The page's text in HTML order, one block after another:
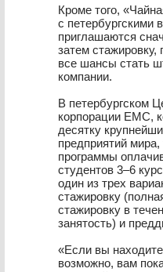
Кроме того,
с петербургскими
приглашаются
затем стажировку,
все шансы стать
компании.
В петербургском
корпорации EMC,
десятку
предприятий
программы
студентов 3–6
один из трех
стажировку
стажировку в
занятость) и
«Если вы
возможно, вам